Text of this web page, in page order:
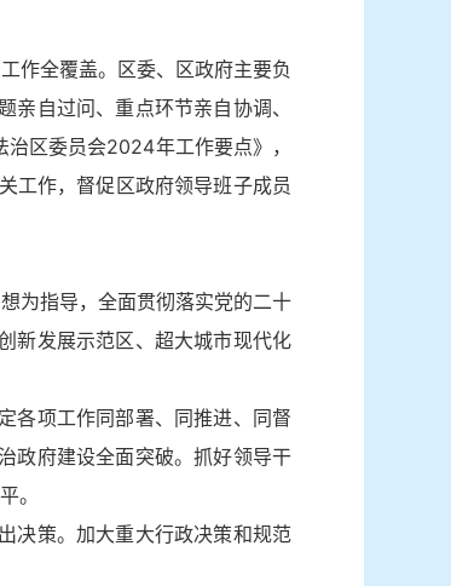
作全覆盖。区委、区政府主要负
自过问、重点环节亲自协调、
区委员会2024年工作要点》，
工作，督促区政府领导班子成员
为指导，全面贯彻落实党的二十
新发展示范区、超大城市现代化
各项工作同部署、同推进、同督
政府建设全面突破。抓好领导干
。
决策。加大重大行政决策和规范